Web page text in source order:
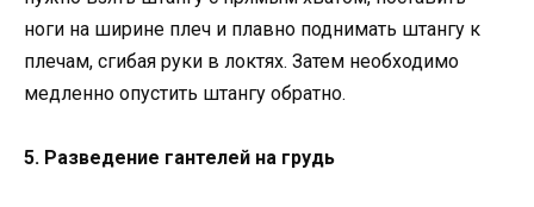
ноги на ширине плеч и плавно поднимать штангу к
плечам, сгибая руки в локтях. Затем необходимо
медленно опустить штангу обратно.
5. Разведение гантелей на грудь